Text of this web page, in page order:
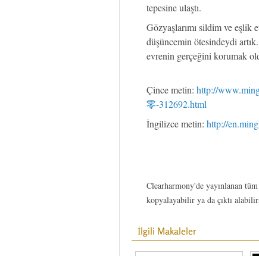
tepesine ulaştı.
Gözyaşlarımı sildim ve eşlik
düşüncemin ötesindeydi
evrenin gerçeğini korumak
Çince metin: http://
零-312692.html
İngilizce metin: http://
Clearharmony'de yayınlanan
kopyalayabilir ya da çıktı
İlgili Makaleler